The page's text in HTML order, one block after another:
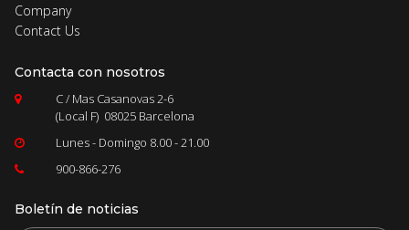
Company
Contact Us
Contacta con nosotros

C / Mas Casanovas 2-6
(Local F) 08025 Barcelona
 Lunes - Domingo 8.00 - 21.00
 900-866-276
Boletín de noticias